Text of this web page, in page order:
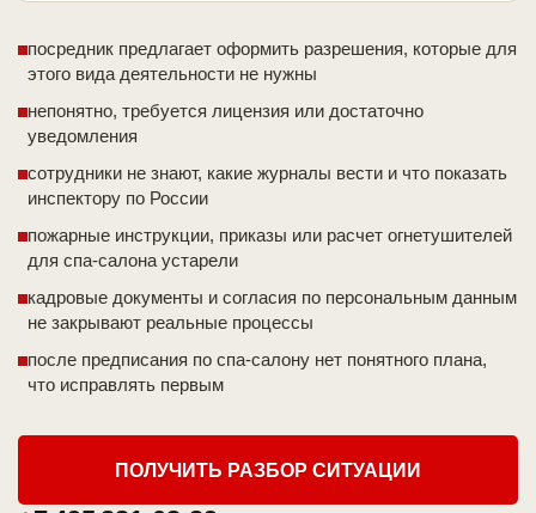
посредник предлагает оформить разрешения, которые для
этого вида деятельности не нужны
непонятно, требуется лицензия или достаточно
уведомления
сотрудники не знают, какие журналы вести и что показать
инспектору по России
пожарные инструкции, приказы или расчет огнетушителей
для спа-салона устарели
кадровые документы и согласия по персональным данным
не закрывают реальные процессы
после предписания по спа-салону нет понятного плана,
что исправлять первым
ПОЛУЧИТЬ РАЗБОР СИТУАЦИИ